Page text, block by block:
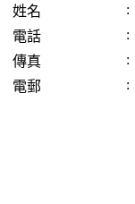
姓名 :
電話
:
傳真
:
電郵
: